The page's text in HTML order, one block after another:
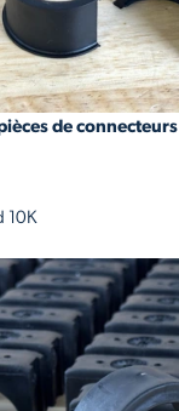
de connecteurs
10K